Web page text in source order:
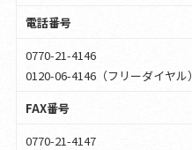
電話番号
0770-21-4146
0120-06-4146（フリーダイヤル）
FAX番号
0770-21-4147